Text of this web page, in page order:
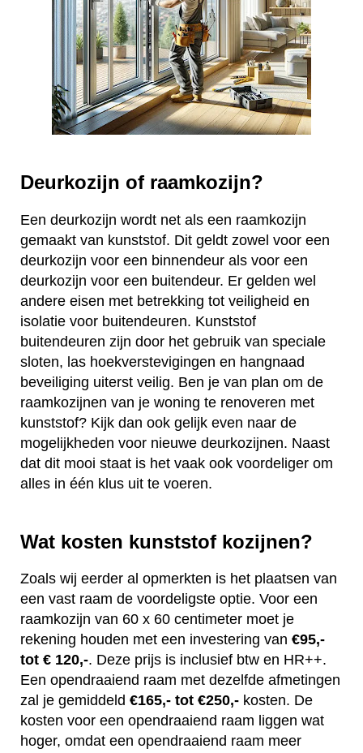
Deurkozijn of raamkozijn?
Een deurkozijn wordt net als een raamkozijn
gemaakt van kunststof. Dit geldt zowel voor een
deurkozijn voor een binnendeur als voor een
deurkozijn voor een buitendeur. Er gelden wel
andere eisen met betrekking tot veiligheid en
isolatie voor buitendeuren. Kunststof
buitendeuren zijn door het gebruik van speciale
sloten, las hoekverstevigingen en hangnaad
beveiliging uiterst veilig. Ben je van plan om de
raamkozijnen van je woning te renoveren met
kunststof? Kijk dan ook gelijk even naar de
mogelijkheden voor nieuwe deurkozijnen. Naast
dat dit mooi staat is het vaak ook voordeliger om
alles in één klus uit te voeren.
Wat kosten kunststof kozijnen?
Zoals wij eerder al opmerkten is het plaatsen van
een vast raam de voordeligste optie. Voor een
raamkozijn van 60 x 60 centimeter moet je
rekening houden met een investering van €95,-
tot € 120,-. Deze prijs is inclusief btw en HR++.
Een opendraaiend raam met dezelfde afmetingen
zal je gemiddeld €165,- tot €250,- kosten. De
kosten voor een opendraaiend raam liggen wat
hoger, omdat een opendraaiend raam meer